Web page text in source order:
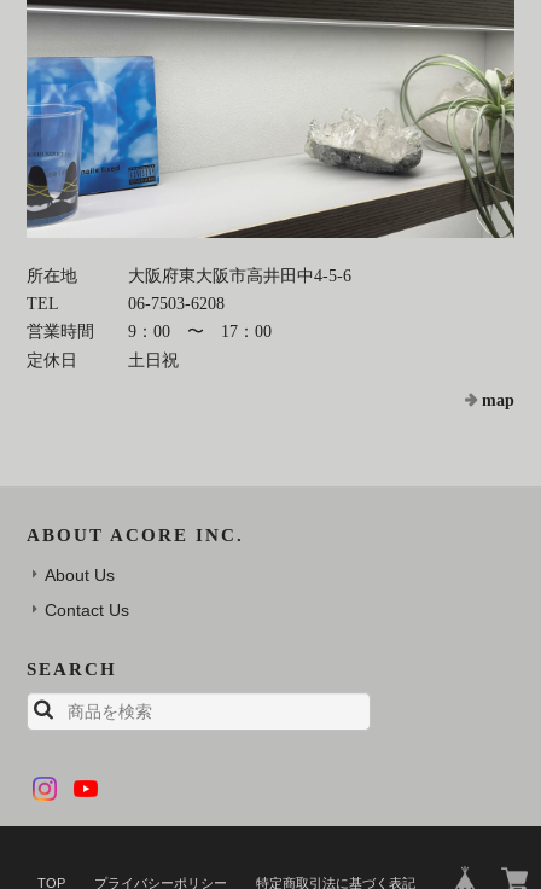
所在地
大阪府東大阪市高井田中4-5-6
TEL
06-7503-6208
営業時間
9：00 〜 17：00
定休日
土日祝
map
ABOUT ACORE INC.
About Us
Contact Us
SEARCH
TOP プライバシーポリシー 特定商取引法に基づく表記